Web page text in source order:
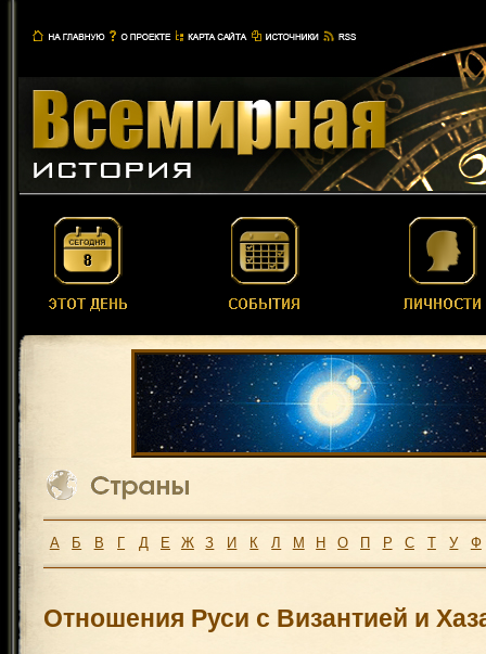
А Б В Г Д Е Ж З И К Л М Н О П Р С Т У Ф
Отношения Руси с Византией и